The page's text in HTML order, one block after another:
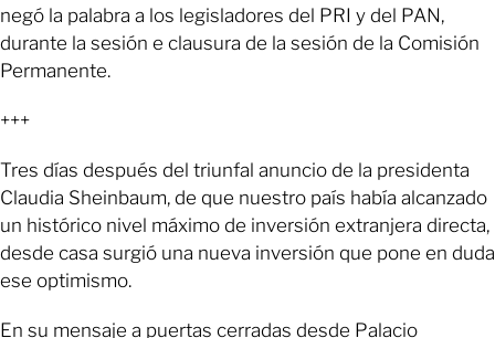
negó la palabra a los legisladores del PRI y del PAN,
durante la sesión e clausura de la sesión de la Comisión
Permanente.
+++
Tres días después del triunfal anuncio de la presidenta
Claudia Sheinbaum, de que nuestro país había alcanzado
un histórico nivel máximo de inversión extranjera directa,
desde casa surgió una nueva inversión que pone en duda
ese optimismo.
En su mensaje a puertas cerradas desde Palacio